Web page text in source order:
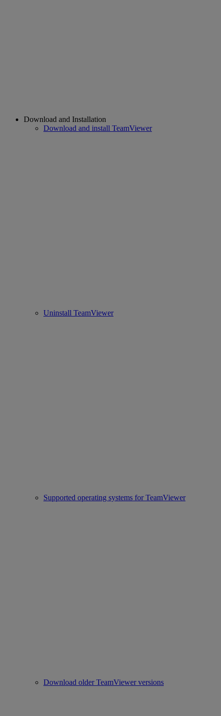
Download and Installation
Download and install TeamViewer
Uninstall TeamViewer
Supported operating systems for TeamViewer
Download older TeamViewer versions